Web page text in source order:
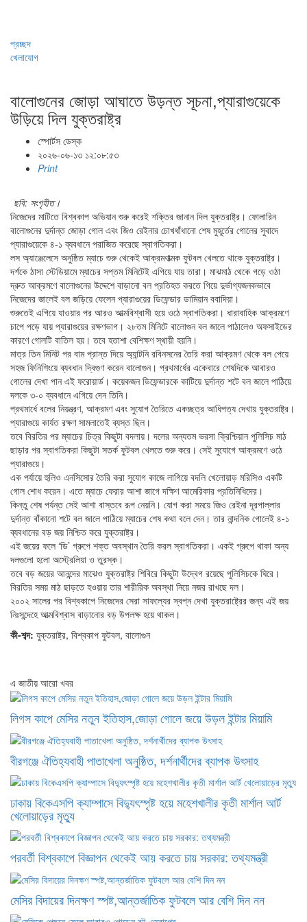
প্রচ্ছদ
খেলাযোগ
বালোগুনের জোড়া আঘাতে উড়ন্ত সূচনা,প্যারাগুয়েকে
উড়িয়ে দিল যুক্তরাষ্ট্র
স্পোর্টস ডেস্ক
২০২৬-০৬-১৩ ১২:০৮:৫৩
Print
ছবি: সংগৃহীত।
নিজেদের মাটিতে বিশ্বকাপ অভিযান শুরু করেই শক্তির জানান দিল যুক্তরাষ্ট্র। ফোলারিন
বালোগুনের দুর্দান্ত জোড়া গোল এবং জিও রেইনার চোখধাঁধানো শেষ মুহূর্তের গোলের সুবাদে
প্যারাগুয়েকে ৪-১ ব্যবধানে পরাজিত করেছে স্বাগতিকরা।
লস অ্যাঞ্জেলেসে অনুষ্ঠিত ম্যাচে শুরু থেকেই আক্রমণাত্মক ফুটবল খেলতে থাকে যুক্তরাষ্ট্র।
দর্শকে ঠাসা স্টেডিয়ামে ম্যাচের সপ্তম মিনিটেই এগিয়ে যায় তারা। মাঝমাঠ থেকে গড়ে ওঠা
দ্রুত আক্রমণে বালোগুনের উদ্দেশে বাড়ানো বল প্রতিহত করতে গিয়ে দুর্ভাগ্যজনকভাবে
নিজেদের জালেই বল জড়িয়ে ফেলেন প্যারাগুয়ের ডিফেন্ডার ডামিয়ান ববাদিয়া।
শুরুতেই এগিয়ে যাওয়ার পর আরও আত্মবিশ্বাসী হয়ে ওঠে স্বাগতিকরা। ধারাবাহিক আক্রমণে
চাপে পড়ে যায় প্যারাগুয়ের রক্ষণভাগ। ২৮তম মিনিটে বালোগুন বল জালে পাঠালেও অফসাইডের
কারণে গোলটি বাতিল হয়। তবে হতাশা বেশিক্ষণ স্থায়ী হয়নি।
মাত্র তিন মিনিট পর বাম প্রান্ত দিয়ে অ্যান্টনি রবিনসনের তৈরি করা আক্রমণ থেকে বল পেয়ে
সহজ ফিনিশিংয়ে ব্যবধান দ্বিগুণ করেন বালোগুন। প্রথমার্ধের একেবারে শেষদিকে আবারও
গোলের দেখা পান এই ফরোয়ার্ড। কয়েকজন ডিফেন্ডারকে কাটিয়ে দুর্দান্ত শটে বল জালে পাঠিয়ে
দলকে ৩-০ ব্যবধানে এগিয়ে দেন তিনি।
প্রথমার্ধে বলের নিয়ন্ত্রণ, আক্রমণ এবং সুযোগ তৈরিতে একচ্ছত্র আধিপত্য দেখায় যুক্তরাষ্ট্র।
প্যারাগুয়ে কার্যত রক্ষণ সামলাতেই ব্যস্ত ছিল।
তবে বিরতির পর ম্যাচের চিত্র কিছুটা বদলায়। দলের অন্যতম ভরসা ক্রিশ্চিয়ান পুলিসিচ মাঠ
ছাড়ার পর স্বাগতিকরা কিছুটা সতর্ক ফুটবল খেলতে শুরু করে। সেই সুযোগে আক্রমণে ওঠে
প্যারাগুয়ে।
এক পর্যায়ে হুলিও এনসিসোর তৈরি করা সুযোগ কাজে লাগিয়ে বদলি খেলোয়াড় মরিসিও একটি
গোল শোধ করেন। এতে ম্যাচে ফেরার আশা জাগে দক্ষিণ আমেরিকার প্রতিনিধিদের।
কিন্তু শেষ পর্যন্ত সেই আশা বাস্তবে রূপ নেয়নি। যোগ করা সময়ে জিও রেইনা দূরপাল্লার
দুর্দান্ত বাঁকানো শটে বল জালে পাঠিয়ে ম্যাচের শেষ কথা বলে দেন। তার নান্দনিক গোলেই ৪-১
ব্যবধানের বড় জয় নিশ্চিত করে যুক্তরাষ্ট্র।
এই জয়ের ফলে ‘ডি’ গ্রুপে শক্ত অবস্থান তৈরি করল স্বাগতিকরা। একই গ্রুপে থাকা অন্য
দলগুলো হলো অস্ট্রেলিয়া ও তুরস্ক।
তবে বড় জয়ের আনন্দের মাঝেও যুক্তরাষ্ট্র শিবিরে কিছুটা উদ্বেগ রয়েছে পুলিসিচকে ঘিরে।
বিরতির সময় মাঠ ছাড়তে হওয়ায় তার শারীরিক অবস্থা নিয়ে নজর রাখছে দল।
২০০২ সালের পর বিশ্বকাপে নিজেদের সেরা সাফল্যের স্বপ্ন দেখা যুক্তরাষ্ট্রের জন্য এই জয়
নিঃসন্দেহে আত্মবিশ্বাস বাড়ানোর বড় উপলক্ষ হয়ে থাকল।
কী-শব্দ: যুক্তরাষ্ট্র, বিশ্বকাপ ফুটবল, বালোগুন
এ জাতীয় আরো খবর
লিগস কাপে মেসির নতুন ইতিহাস,জোড়া গোলে জয়ে উড়ল ইন্টার মিয়ামি
বীরগঞ্জে ঐতিহ্যবাহী পাতাখেলা অনুষ্ঠিত, দর্শনার্থীদের ব্যাপক উৎসাহ
ঢাকায় বিকেএসপি ক্যাম্পাসে বিদ্যুৎস্পৃষ্ট হয়ে মহেশখালীর কৃতী মার্শাল আর্ট
খেলোয়াড়ের মৃত্যু
পরবর্তী বিশ্বকাপে বিজ্ঞাপন থেকেই আয় করতে চায় সরকার: তথ্যমন্ত্রী
মেসির বিদায়ের দিনক্ষণ স্পষ্ট,আন্তর্জাতিক ফুটবলে আর বেশি দিন নন